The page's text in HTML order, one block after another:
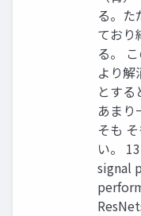
る。た
ており
る。
より解
とする
あまり
そも
い。
signal